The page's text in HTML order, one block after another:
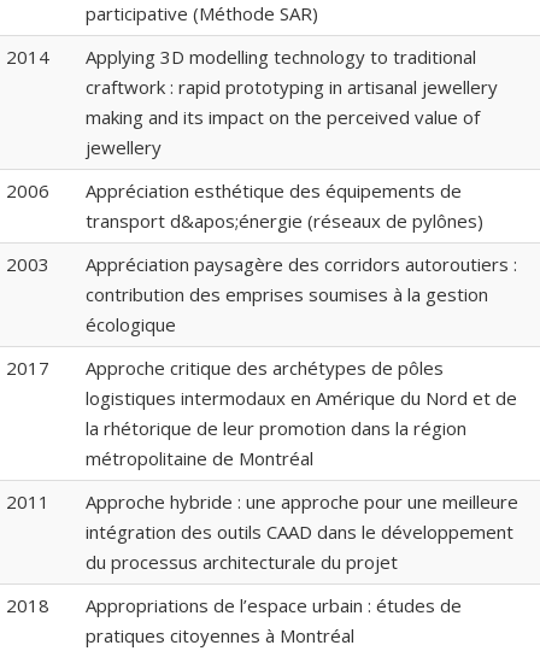
participative (Méthode SAR)
2014
Applying 3D modelling technology to traditional
craftwork : rapid prototyping in artisanal jewellery
making and its impact on the perceived value of
jewellery
2006
Appréciation esthétique des équipements de
transport d&apos;énergie (réseaux de pylônes)
2003
Appréciation paysagère des corridors autoroutiers :
contribution des emprises soumises à la gestion
écologique
2017
Approche critique des archétypes de pôles
logistiques intermodaux en Amérique du Nord et de
la rhétorique de leur promotion dans la région
métropolitaine de Montréal
2011
Approche hybride : une approche pour une meilleure
intégration des outils CAAD dans le développement
du processus architecturale du projet
2018
Appropriations de l’espace urbain : études de
pratiques citoyennes à Montréal